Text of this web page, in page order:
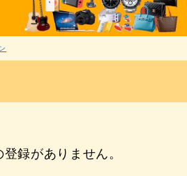
録がありません。